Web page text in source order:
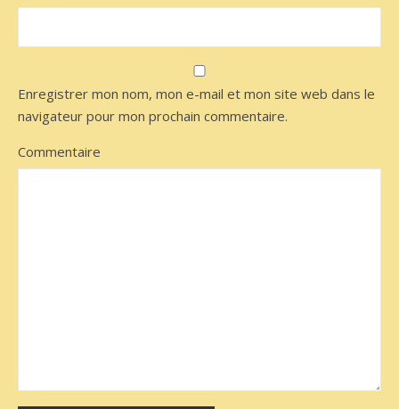
Enregistrer mon nom, mon e-mail et mon site web dans le
navigateur pour mon prochain commentaire.
Commentaire